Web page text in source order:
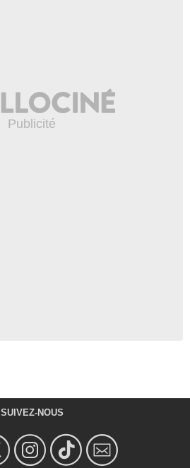
SUIVEZ-NOUS